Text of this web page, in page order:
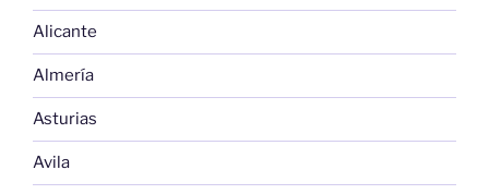
Alicante
Almería
Asturias
Avila